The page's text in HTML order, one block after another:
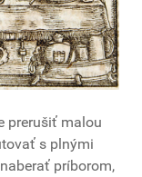
prerušiť malou
s plnými
príborom,